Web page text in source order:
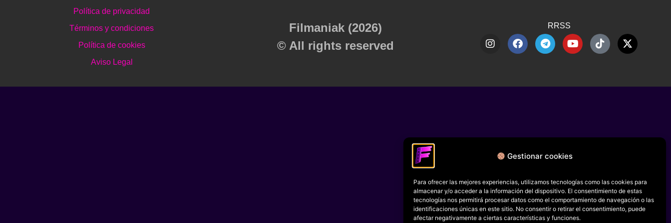
Gestionar cookies
Para ofrecer las mejores experiencias, utilizamos tecnologías como las cookies para
almacenar y/o acceder a la información del dispositivo. El consentimiento de estas
tecnologías nos permitirá procesar datos como el comportamiento de navegación o las
identificaciones únicas en este sitio. No consentir o retirar el consentimiento, puede
afectar negativamente a ciertas características y funciones.
Política de privacidad
Términos y condiciones
Política de cookies
Aviso Legal
Filmaniak (2026)
© All rights reserved
RRSS